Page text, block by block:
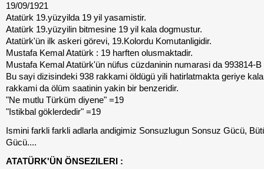
19/09/1921
Atatürk 19.yüzyilda 19 yil yasamistir.
Atatürk 19.yüzyilin bitmesine 19 yil kala dogmustur.
Atatürk'ün ilk askeri görevi, 19.Kolordu Komutanligidir.
Mustafa Kemal Atatürk : 19 harften olusmaktadir.
Mustafa Kemal Atatürk'ün nüfus cüzdaninin numarasi da 993814-B
Bu sayi dizisindeki 938 rakkami öldügü yili hatirlatmakta geriye
rakkami da ölüm saatinin yakin bir benzeridir.
"Ne mutlu Türküm diyene" =19
"Istikbal göklerdedir" =19
Ismini farkli farkli adlarla andigimiz Sonsuzlugun Sonsuz Gücü,
Gücü....
ATATÜRK'ÜN ÖNSEZILERI :